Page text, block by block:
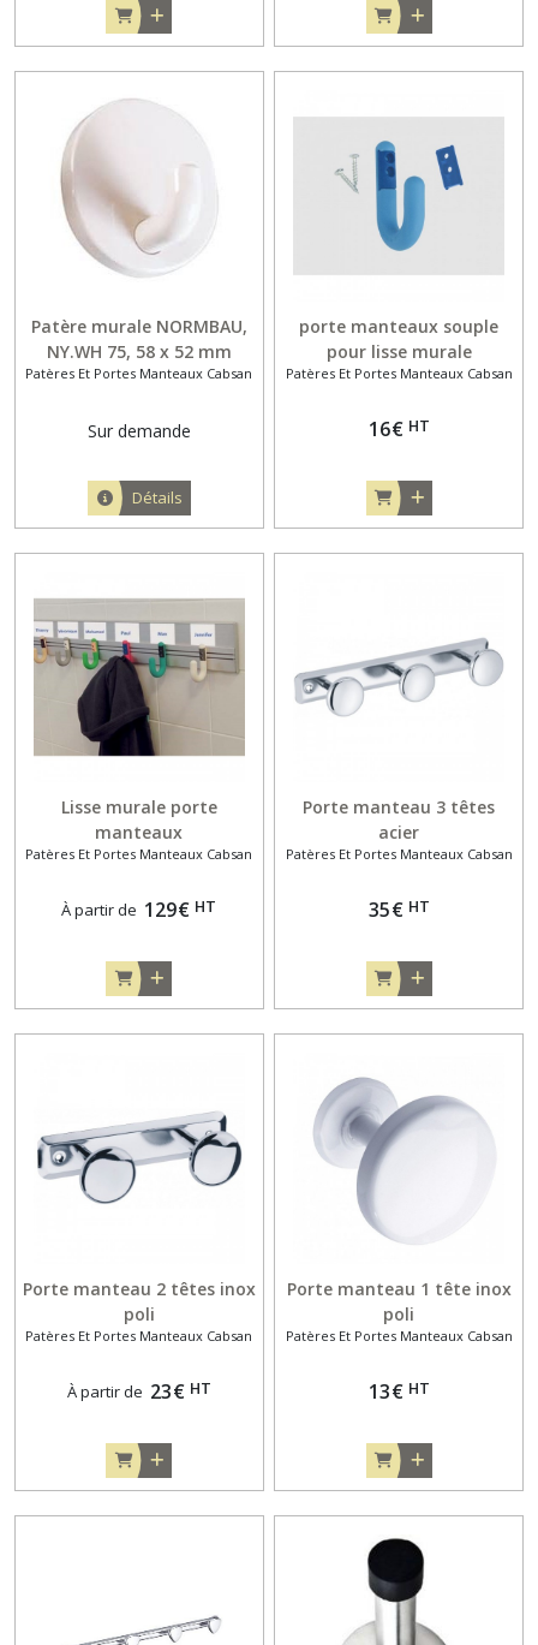
Patère murale NORMBAU,
NY.WH 75, 58 x 52 mm
Patères Et Portes Manteaux Cabsan
Sur demande
Détails
porte manteaux souple
pour lisse murale
Patères Et Portes Manteaux Cabsan
16€ HT
Lisse murale porte
manteaux
Patères Et Portes Manteaux Cabsan
À partir de 129€ HT
Porte manteau 3 têtes
acier
Patères Et Portes Manteaux Cabsan
35€ HT
Porte manteau 2 têtes inox
poli
Patères Et Portes Manteaux Cabsan
À partir de 23€ HT
Porte manteau 1 tête inox
poli
Patères Et Portes Manteaux Cabsan
13€ HT